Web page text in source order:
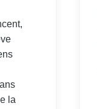
la